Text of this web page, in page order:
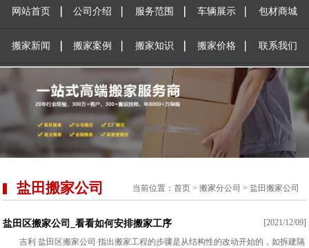
网站首页 公司介绍 服务范围 车辆展示 包材商城
搬家新闻 搬家案例 搬家知识 搬家价格 联系我们
盐田搬家公司 当前位置： 首页> 搬家分公司 > 盐田搬家公司
盐田区搬家公司_看看如何安排搬家工序
[2021/12/09]
吉利 盐田区搬家公司 指出搬家工程的步骤是从结构性的改动开始的，如拆建隔